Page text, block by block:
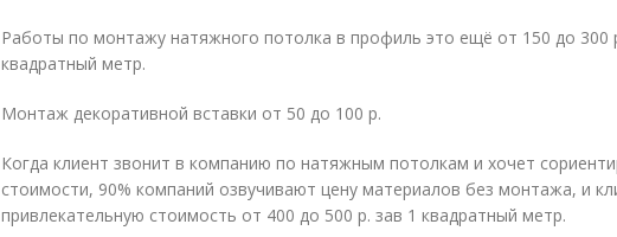
Работы по монтажу натяжного потолка в профиль это ещё от 150 до 300
квадратный метр.
Монтаж декоративной вставки от 50 до 100 р.
Когда клиент звонит в компанию по натяжным потолкам и хочет
стоимости, 90% компаний озвучивают цену материалов без монтажа, и
привлекательную стоимость от 400 до 500 р. зав 1 квадратный метр.